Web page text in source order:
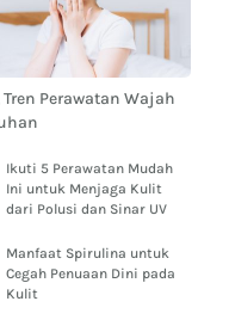
Perawatan Wajah
Ikuti 5 Perawatan Mudah
Ini untuk Menjaga Kulit
dari Polusi dan Sinar UV
Manfaat Spirulina untuk
Cegah Penuaan Dini pada
Kulit